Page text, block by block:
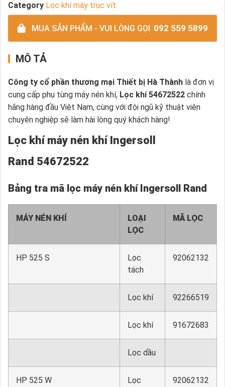
Category Lọc khí máy trục vít
MUA SẢN PHẨM - VUI LÒNG GỌI 092 559 5899
MÔ TẢ
Công ty cổ phần thương mại Thiết bị Hà Thành là đơn vị
cung cấp phụ tùng máy nén khí, Lọc khí 54672522 chính
hãng hàng đầu Việt Nam, cùng với đội ngũ kỹ thuật viên
chuyên nghiệp sẽ làm hài lòng quý khách hàng!
Lọc khí máy nén khí Ingersoll
Rand 54672522
Bảng tra mã lọc máy nén khí Ingersoll Rand
MÁY NÉN KHÍ
LOẠI
LỌC
MÃ LỌC
HP 525 S
Lọc
tách
92062132
Lọc khí 92266519
Lọc khí 91672683
Lọc dầu
HP 525 W
Lọc
92062132